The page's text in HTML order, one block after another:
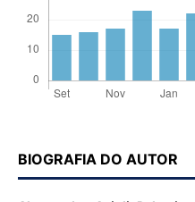
BIOGRAFIA DO AUTOR